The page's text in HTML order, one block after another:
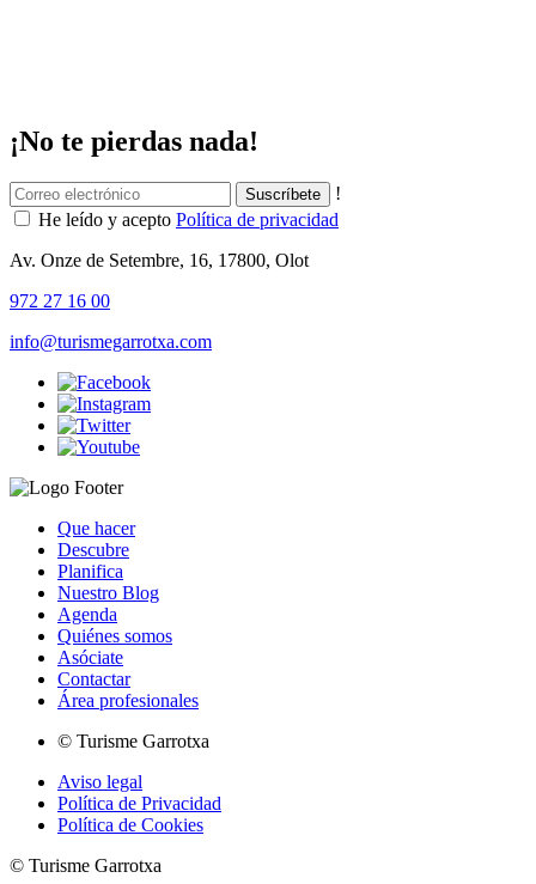
¡No te pierdas nada!
!
He leído y acepto Política de privacidad
Av. Onze de Setembre, 16, 17800, Olot
972 27 16 00
info@turismegarrotxa.com
Que hacer
Descubre
Planifica
Nuestro Blog
Agenda
Quiénes somos
Asóciate
Contactar
Área profesionales
© Turisme Garrotxa
Aviso legal
Política de Privacidad
Política de Cookies
© Turisme Garrotxa